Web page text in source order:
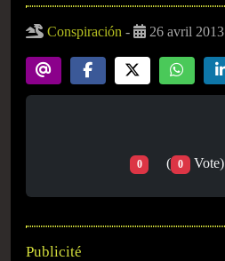
Conspiración - 26 avril 2013
0 ( 0 Vote)
Publicité